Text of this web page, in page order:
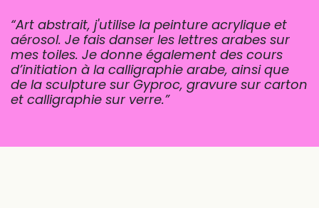
“Art abstrait, j'utilise la peinture acrylique et
aérosol. Je fais danser les lettres arabes sur
mes toiles. Je donne également des cours
d’initiation à la calligraphie arabe, ainsi que
de la sculpture sur Gyproc, gravure sur carton
et calligraphie sur verre.”